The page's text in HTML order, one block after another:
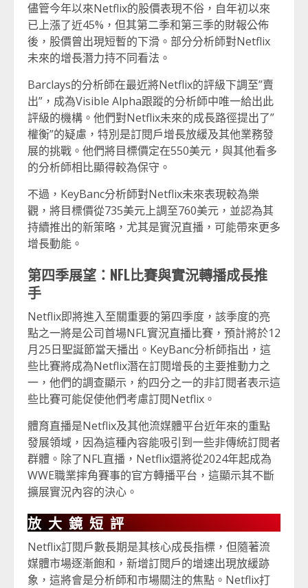
儘管今年以來Netflix的股價表現不俗，自年初以來
已上漲了近45%，但其第二季和第三季的財報公佈
後，股價曾出現短暫的下滑。部分分析師對Netflix
未來的增長潛力持不同看法。
Barclays的分析師在最近將Netflix的評級下調至”賣
出”，成為Visible Alpha跟蹤的分析師中唯一給出此
評級的機構。他們對Netflix未來的成長路徑提出了”
權衡”的疑慮，特別是訂閱戶增長放緩及其他業務發
展的挑戰。他們將目標價定在550美元，與其他看多
的分析師相比顯得較為保守。
不過，KeyBanc分析師對Netflix未來表現較為樂
觀，將目標價從735美元上調至760美元，並認為其
持續推出的新策略，尤其是實況直播，可能帶來更多
增長動能。
第四季展望：NFL比賽與實況轉播成長推
手
Netflix即將進入至關重要的第四季度，該季度的亮
點之一將是公司首場NFL實況直播比賽，預計將於12
月25日聖誕節當天播出。KeyBanc分析師指出，這
些比賽將成為Netflix潛在訂閱增長的主要推動力之
一，他們的調查顯示，約四分之一的非訂閱者表示這
些比賽可能促使他們考慮訂閱Netflix。
體育直播是Netflix及其他流媒體平台近年來的重點
發展領域，因為這種內容能吸引到一些非傳統訂閱者
群體。除了NFL直播，Netflix還將從2024年起成為
WWE職業摔角賽事的官方轉播平台，這顯示其不斷
擴展實況內容的決心。
放大鏡短評
Netflix訂閱戶數長期是其核心成長指標，但隨著流
媒體市場逐漸飽和，新增訂閱戶的增速出現放緩跡
象，這將會是分析師和市場關注的焦點。Netflix打